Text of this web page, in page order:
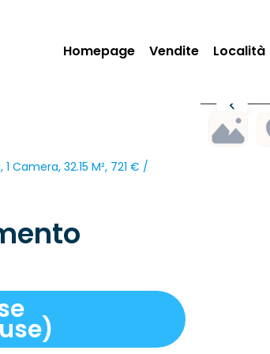
Homepage Vendite Località
32.15 M², 721 € /